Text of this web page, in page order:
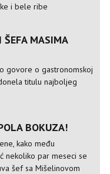
i bele ribe
ŠEFA MASIMA
govore o gastronomskoj
titulu najboljeg
BOKUZA!
kako među
nekoliko par meseci se
šef sa Mišelinovom